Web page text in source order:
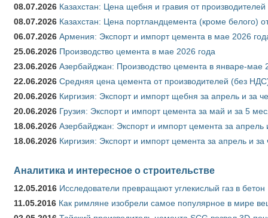
08.07.2026 Казахстан: Цена щебня и гравия от
08.07.2026 Казахстан: Цена портландцемента (кроме белого)
06.07.2026 Армения: Экспорт и импорт цемента в мае 2026
25.06.2026 Производство цемента в мае 2026 года
23.06.2026 Азербайджан: Производство цемента в январе-мае
22.06.2026 Средняя цена цемента от производителей (без
20.06.2026 Киргизия: Экспорт и импорт щебня за апрель и за
20.06.2026 Грузия: Экспорт и импорт цемента за май и за 5
18.06.2026 Азербайджан: Экспорт и импорт цемента за
18.06.2026 Киргизия: Экспорт и импорт цемента за апрель и
Аналитика и интересное о строительстве
12.05.2016 Исследователи превращают углекислый газ в бетон
11.05.2016 Как римляне изобрели самое популярное в мире